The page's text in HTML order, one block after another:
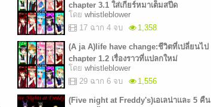
chapter 3.1 ใส่เกียร์หมาเต็มสปีด
โดย whistleblower
17 ฉาก 4 จบ
1,358
(A ja A)life have change:ชีวิตที่เปลี่ยนไป
chapter 1.2 เรื่องราวที่แปลกใหม่
โดย whistleblower
29 ฉาก 6 จบ
1,556
(Five night at Freddy's)เอเลน่าและ 5 คืน